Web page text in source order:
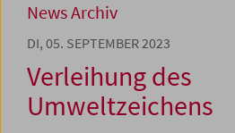
News Archiv
DI, 05. SEPTEMBER 2023
Verleihung des
Umweltzeichens